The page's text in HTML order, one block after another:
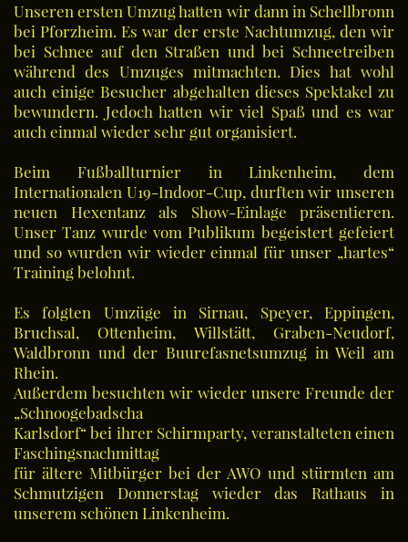
Unseren ersten Umzug hatten wir dann in Schellbronn
bei Pforzheim. Es war der erste Nachtumzug, den wir
bei Schnee auf den Straßen und bei Schneetreiben
während des Umzuges mitmachten. Dies hat wohl
auch einige Besucher abgehalten dieses Spektakel zu
bewundern. Jedoch hatten wir viel Spaß und es war
auch einmal wieder sehr gut organisiert.
Beim Fußballturnier in Linkenheim, dem
Internationalen U19-Indoor-Cup, durften wir unseren
neuen Hexentanz als Show-Einlage präsentieren.
Unser Tanz wurde vom Publikum begeistert gefeiert
und so wurden wir wieder einmal für unser „hartes“
Training belohnt.
Es folgten Umzüge in Sirnau, Speyer, Eppingen,
Bruchsal, Ottenheim, Willstätt, Graben-Neudorf,
Waldbronn und der Buurefasnetsumzug in Weil am
Rhein.
Außerdem besuchten wir wieder unsere Freunde der
„Schnoogebadscha
Karlsdorf“ bei ihrer Schirmparty, veranstalteten einen
Faschingsnachmittag
für ältere Mitbürger bei der AWO und stürmten am
Schmutzigen Donnerstag wieder das Rathaus in
unserem schönen Linkenheim.